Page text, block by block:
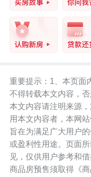
重要提示：1、本页面
不得转载本文内容，
本文内容请注明来源
用本文内容者，本网
旨在为满足广大用户
或盈利性用途。页面
见，仅供用户参考和
商品房预售须取得《